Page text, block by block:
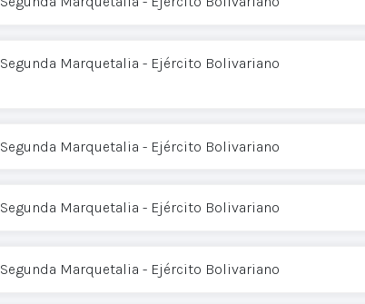
Segunda Marquetalia - Ejército Bolivariano
Segunda Marquetalia - Ejército Bolivariano
Segunda Marquetalia - Ejército Bolivariano
Segunda Marquetalia - Ejército Bolivariano